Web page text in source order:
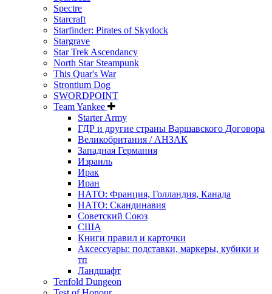
Spectre
Starcraft
Starfinder: Pirates of Skydock
Stargrave
Star Trek Ascendancy
North Star Steampunk
This Quar's War
Strontium Dog
SWORDPOINT
Team Yankee
Starter Army
ГДР и другие страны Варшавского Договора
Великобритания / АНЗАК
Западная Германия
Израиль
Ирак
Иран
НАТО: Франция, Голландия, Канада
НАТО: Скандинавия
Советский Союз
США
Книги правил и карточки
Аксессуары: подставки, маркеры, кубики и
тп
Ландшафт
Tenfold Dungeon